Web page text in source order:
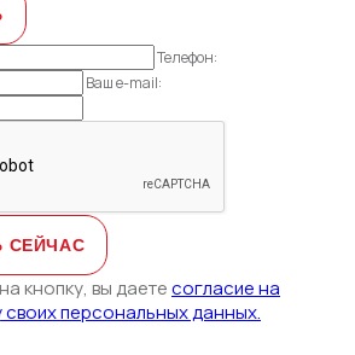
Телефон:
Ваш e-mail:
кнопку, вы даетесогласие на
своих персональных данных.